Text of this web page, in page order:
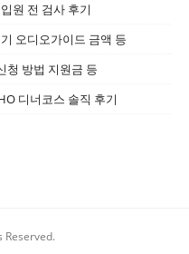
원 전 검사 후기
오디오가이드 금액 등
청 방법 지원금 등
디너코스 솔직 후기
Reserved.